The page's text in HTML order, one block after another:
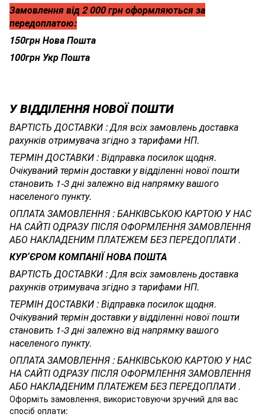
Замовлення від 2 000 грн оформляються за
передоплатою:
150грн Нова Пошта
100грн Укр Пошта
У ВІДДІЛЕННЯ НОВОЇ ПОШТИ
ВАРТІСТЬ ДОСТАВКИ : Для всіх замовлень доставка
рахунків отримувача згідно з тарифами НП.
ТЕРМІН ДОСТАВКИ : Відправка посилок щодня.
Очікуваний термін доставки у відділенні нової пошти
становить 1-3 дні залежно від напрямку вашого
населеного пункту.
ОПЛАТА ЗАМОВЛЕННЯ : БАНКІВСЬКОЮ КАРТОЮ У НАС
НА САЙТІ ОДРАЗУ ПІСЛЯ ОФОРМЛЕННЯ ЗАМОВЛЕННЯ
АБО НАКЛАДЕНИМ ПЛАТЕЖЕМ БЕЗ ПЕРЕДОПЛАТИ .
КУРʼЄРОМ КОМПАНІЇ НОВА ПОШТА
ВАРТІСТЬ ДОСТАВКИ : Для всіх замовлень доставка
рахунків отримувача згідно з тарифами НП.
ТЕРМІН ДОСТАВКИ : Відправка посилок щодня.
Очікуваний термін доставки у відділенні нової пошти
становить 1-3 дні залежно від напрямку вашого
населеного пункту.
ОПЛАТА ЗАМОВЛЕННЯ : БАНКІВСЬКОЮ КАРТОЮ У НАС
НА САЙТІ ОДРАЗУ ПІСЛЯ ОФОРМЛЕННЯ ЗАМОВЛЕННЯ
АБО НАКЛАДЕНИМ ПЛАТЕЖЕМБЕЗ ПЕРЕДОПЛАТИ .
Оформіть замовлення, використовуючи зручний для вас
спосіб оплати: